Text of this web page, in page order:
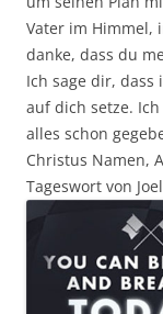
Vater im Himmel,
danke, dass du
Ich sage dir,
auf dich setze.
alles schon
Christus Namen,
Tageswort von